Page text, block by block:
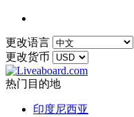
更改语言
更改货币
热门目的地
印度尼西亚